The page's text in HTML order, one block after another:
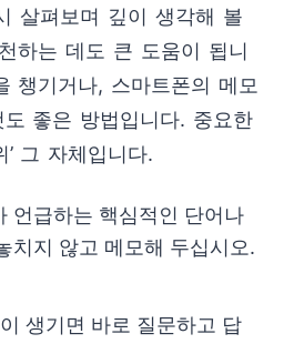
살펴보며 깊이 생각해 볼
하는 데도 큰 도움이 됩니
챙기거나, 스마트폰의 메모
좋은 방법입니다. 중요한
’ 그 자체입니다.
언급하는 핵심적인 단어나
치지 않고 메모해 두십시오.
생기면 바로 질문하고 답